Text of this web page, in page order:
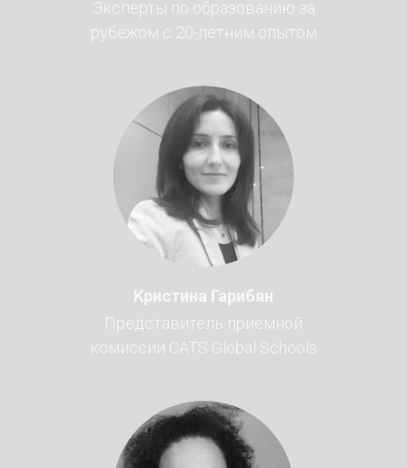
Эксперты по образованию за
рубежом с 20-летним опытом
Кристина Гарибян
Представитель приемной
комиссии CATS Global Schools